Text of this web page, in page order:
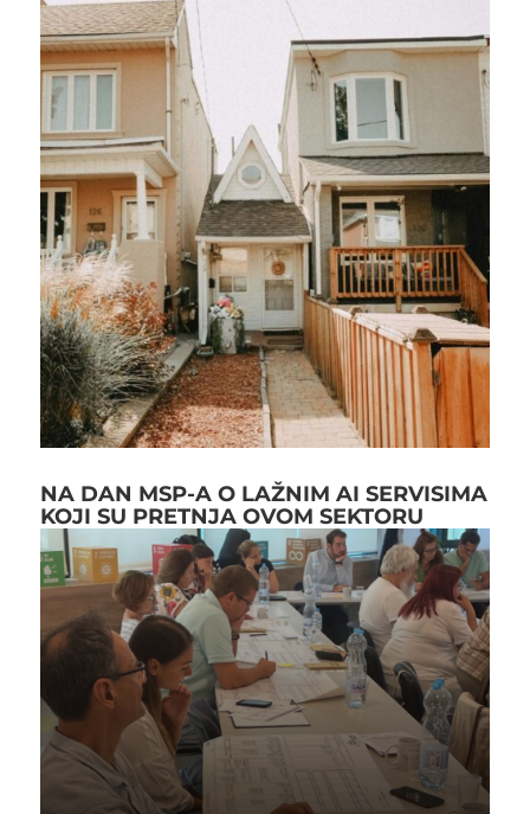
NA DAN MSP-A O LAŽNIM AI SERVISIMA
KOJI SU PRETNJA OVOM SEKTORU